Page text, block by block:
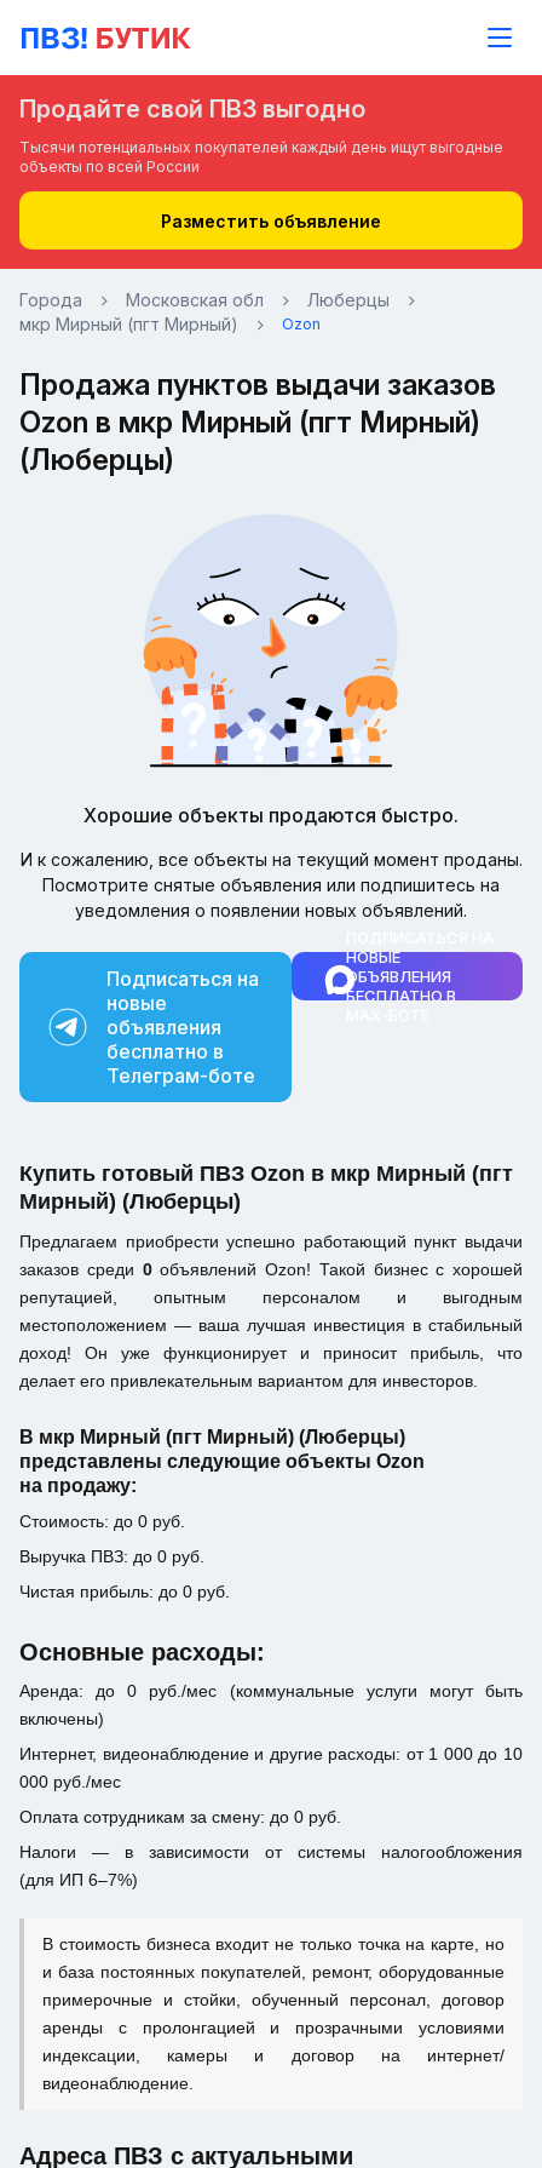
Продайте свой ПВЗ выгодно
Тысячи потенциальных покупателей каждый день ищут выгодные
объекты по всей России
Разместить объявление
Города Московская обл
Люберцы
мкр Мирный (пгт Мирный)
Ozon
Продажа пунктов выдачи заказов
Ozon в мкр Мирный (пгт Мирный)
(Люберцы)
Хорошие объекты продаются быстро.
И к сожалению, все объекты на текущий момент проданы.
Посмотрите снятые объявления или подпишитесь на
уведомления о появлении новых объявлений.
Подписаться на
новые
объявления
бесплатно в
Телеграм-боте
НОВЫЕ
ОБЪЯВЛЕНИЯ
БЕСПЛАТНО В
Купить готовый ПВЗ Ozon в мкр Мирный (пгт
Мирный) (Люберцы)
Предлагаем приобрести успешно работающий пункт выдачи
заказов среди 0объявлений Ozon! Такой бизнес с хорошей
репутацией, опытным персоналом и выгодным
местоположением — ваша лучшая инвестиция в стабильный
доход! Он уже функционирует и приносит прибыль, что
делает его привлекательным вариантом для инвесторов.
В мкр Мирный (пгт Мирный) (Люберцы)
представлены следующие объекты Ozon
на продажу:
Стоимость: до 0 руб.
Выручка ПВЗ: до 0 руб.
Чистая прибыль: до 0 руб.
Основные расходы:
Аренда: до 0 руб./мес (коммунальные услуги могут быть
включены)
Интернет, видеонаблюдение и другие расходы: от 1 000 до 10
000 руб./мес
Оплата сотрудникам за смену: до 0 руб.
Налоги — в зависимости от системы налогообложения
(для ИП 6–7%)
В стоимость бизнеса входит не только точка на карте, но
и база постоянных покупателей, ремонт, оборудованные
примерочные и стойки, обученный персонал, договор
аренды с пролонгацией и прозрачными условиями
индексации, камеры и договор на интернет/
видеонаблюдение.
Адреса ПВЗ с актуальными